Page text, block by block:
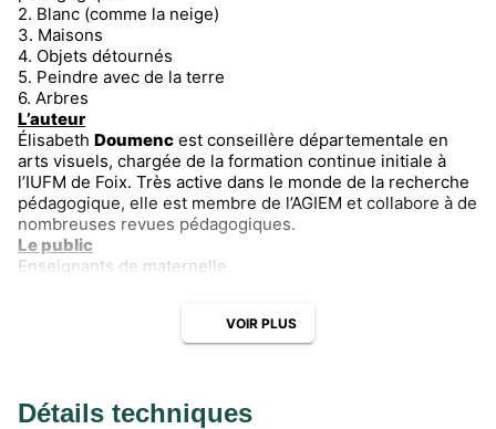
2. Blanc (comme la neige)
3. Maisons
4. Objets détournés
5. Peindre avec de la terre
6. Arbres
L’auteur
Élisabeth Doumenc est conseillère départementale en
arts visuels, chargée de la formation continue initiale à
l’IUFM de Foix. Très active dans le monde de la recherche
pédagogique, elle est membre de l’AGIEM et collabore à de
nombreuses revues pédagogiques.
Le public
Enseignants de maternelle.
VOIR PLUS
Détails techniques